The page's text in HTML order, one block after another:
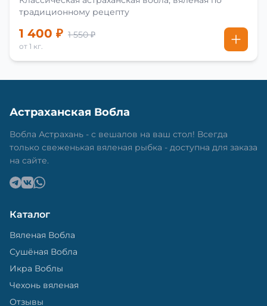
традиционному рецепту
1 400 ₽ 1 550 ₽
от 1 кг.
Астраханская Вобла
Вобла Астрахань - с вешалов на ваш стол! Всегда
только свеженькая вяленая рыбка - доступна для заказа
на сайте.
Каталог
Вяленая Вобла
Сушёная Вобла
Икра Воблы
Чехонь вяленая
Отзывы